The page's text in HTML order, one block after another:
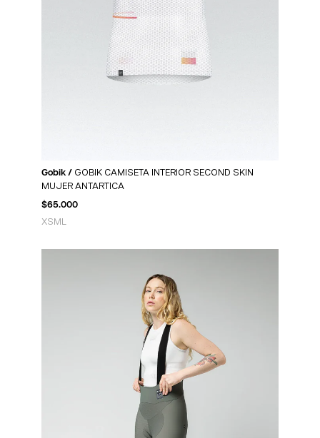
Gobik / GOBIK CAMISETA INTERIOR SECOND SKIN
MUJER ANTARTICA
$65.000
XS M L